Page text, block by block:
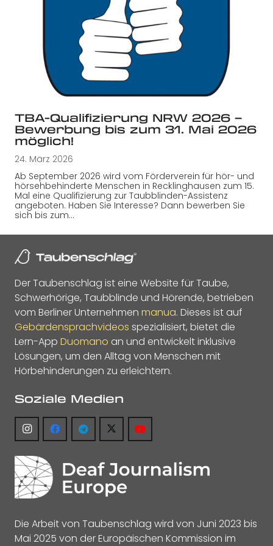
TBA-Qualifizierung NRW 2026 –
Bewerbung bis zum 31. Mai 2026
möglich!
24. März 2026
Ab September 2026 wird vom Förderverein für hör- und
hörsehbehinderte Menschen in Recklinghausen zum 15.
Mal eine Qualifizierung zur Taubblinden-Assistenz
angeboten. Haben Sie Interesse? Dann bewerben Sie
sich bis zum…
Der Taubenschlag ist eine Website für Taube,
Schwerhörige, Taubblinde und Hörende, betrieben
vom Berliner Unternehmen manua. Dieses ist auf
Gebärdensprachvideos spezialisiert, bietet die
Lern-App Duomano an und entwickelt inklusive
Lösungen, um den Alltag von Menschen mit
Hörbehinderungen zu erleichtern.
Soziale Medien
Die Arbeit von Taubenschlag wird von Juni 2023 bis
Mai 2025 von der Europäischen Kommission im